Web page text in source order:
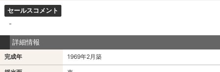
セールスコメント
-
詳細情報
完成年 1969年2月築